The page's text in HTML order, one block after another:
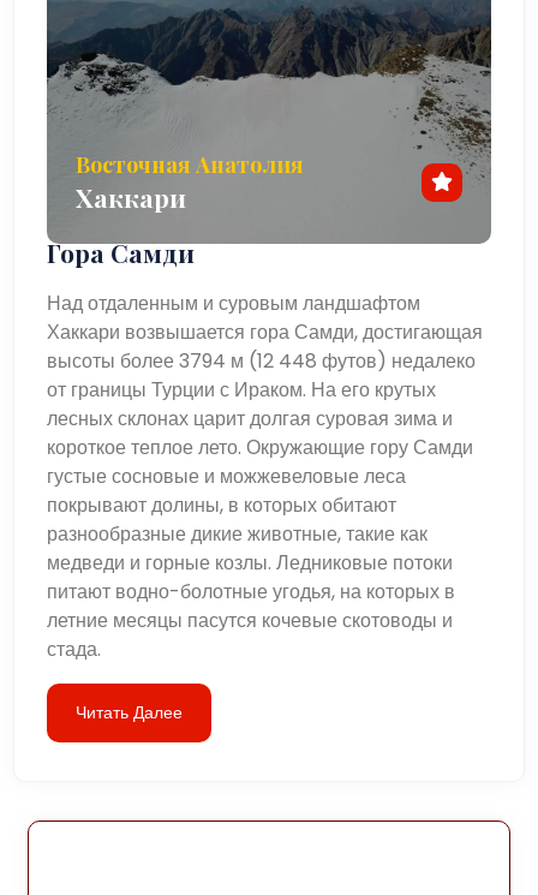
Восточная Анатолия
Хаккари
Гора Самди
Над отдаленным и суровым ландшафтом
Хаккари возвышается гора Самди, достигающая
высоты более 3794 м (12 448 футов) недалеко
от границы Турции с Ираком. На его крутых
лесных склонах царит долгая суровая зима и
короткое теплое лето. Окружающие гору Самди
густые сосновые и можжевеловые леса
покрывают долины, в которых обитают
разнообразные дикие животные, такие как
медведи и горные козлы. Ледниковые потоки
питают водно-болотные угодья, на которых в
летние месяцы пасутся кочевые скотоводы и
стада.
Читать Далее